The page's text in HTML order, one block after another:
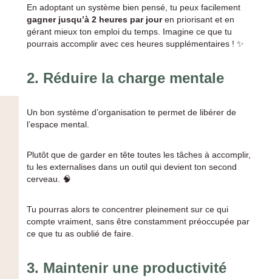
En adoptant un système bien pensé, tu peux facilement
gagner jusqu’à 2 heures par jouren priorisant et en
gérant mieux ton emploi du temps. Imagine ce que tu
pourrais accomplir avec ces heures supplémentaires ! ✨
2. Réduire la charge mentale
Un bon système d’organisation te permet de libérer de
l’espace mental.
Plutôt que de garder en tête toutes les tâches à accomplir,
tu les externalises dans un outil qui devient ton second
cerveau. 🧠
Tu pourras alors te concentrer pleinement sur ce qui
compte vraiment, sans être constamment préoccupée par
ce que tu as oublié de faire.
3. Maintenir une productivité